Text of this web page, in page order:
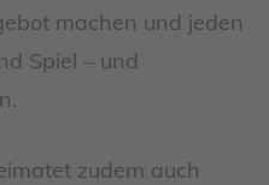
machen und jeden
Spiel – und
zudem auch